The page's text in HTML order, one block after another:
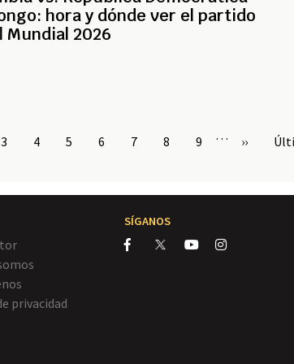
hora y dónde ver el partido
Mundial 2026
Page
3 Page
4 Page
5 Page
6 Page
7 Page
8 Page
9 …
Siguiente
››
privacidad
SÍGANOS